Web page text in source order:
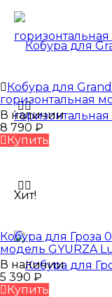
Кобура для
горизонтальная
В наличии
8 790 ₽
Купить
Хит!
Кобура для Гроза
модель GYURZA
В наличии
5 390 ₽
Купить